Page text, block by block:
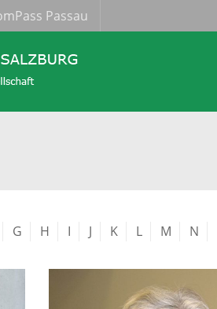
Passau
G H I J K L M N